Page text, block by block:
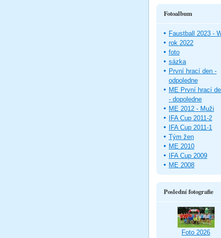
Fotoalbum
Faustball 2023 -
rok 2022
foto
sázka
První hrací den -
odpoledne
ME První hrací
- dopoledne
ME 2012 - Muži
IFA Cup 2011-2
IFA Cup 2011-1
Tým žen
ME 2010
IFA Cup 2009
ME 2008
Poslední fotografie
Foto 2026